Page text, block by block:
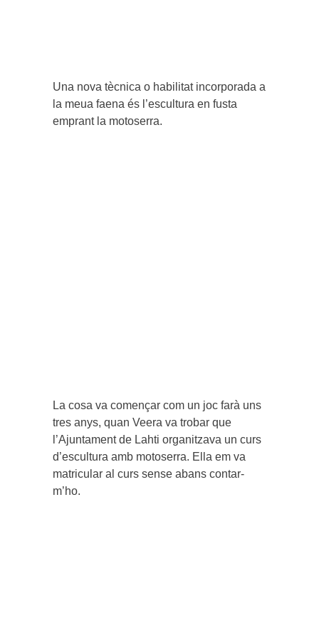
Una nova tècnica o habilitat incorporada a
la meua faena és l’escultura en fusta
emprant la motoserra.
La cosa va començar com un joc farà uns
tres anys, quan Veera va trobar que
l’Ajuntament de Lahti organitzava un curs
d’escultura amb motoserra. Ella em va
matricular al curs sense abans contar-
m’ho.